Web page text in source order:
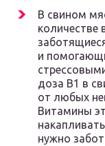
В свином
количестве
и
доза В1 в
от любых
Витамины
нужно